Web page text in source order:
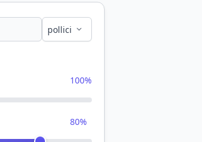
100%
80%